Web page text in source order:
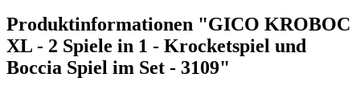
Produktinformationen "GICO KROBOC
XL - 2 Spiele in 1 - Krocketspiel und
Boccia Spiel im Set - 3109"